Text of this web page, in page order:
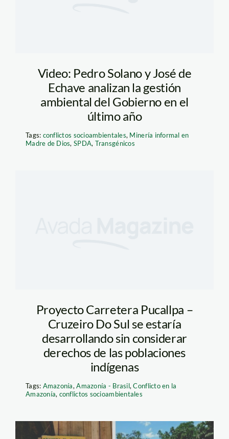
Video: Pedro Solano y José de
Echave analizan la gestión
ambiental del Gobierno en el
último año
Tags: conflictos socioambientales, Minería informal en
Madre de Dios,SPDA, Transgénicos
Proyecto Carretera Pucallpa –
Cruzeiro Do Sul se estaría
desarrollando sin considerar
derechos de las poblaciones
indígenas
Tags: Amazonía,Amazonía - Brasil,Conflicto en la
Amazonía, conflictos socioambientales